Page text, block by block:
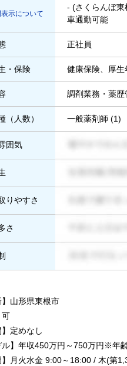
示について
- (さくらんぼ
車通勤可能
正社員
・保険 健康保険、厚
調剤業務・薬
（人数） 一般薬剤師 (1)
囲気
りやすさ
さ
】山形県東根市
可
】定めなし
ル】年収450万円～750万円※年
】月火水金 9:00～18:00 / 木(第